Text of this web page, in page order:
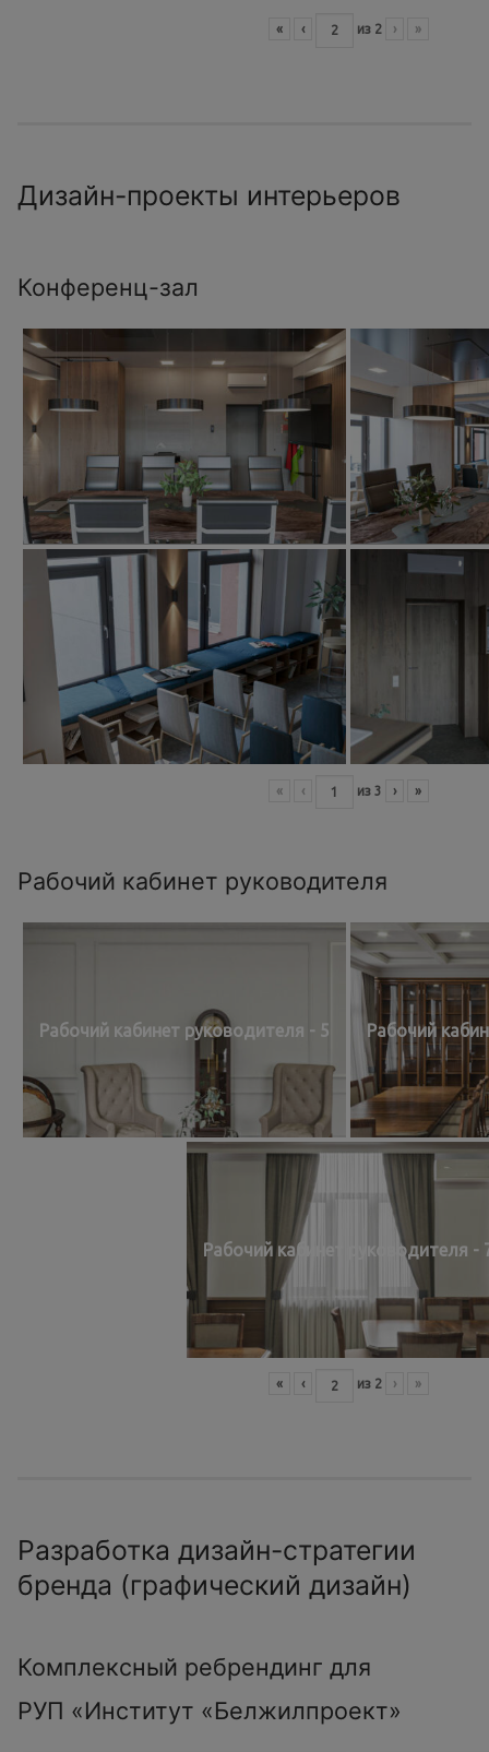
« ‹ из 2 › »
Дизайн-проекты интерьеров
Конференц-зал
« ‹ из 3 › »
Рабочий кабинет руководителя
Рабочий кабинет руководителя - 5 Рабочий
Рабочий кабинет руководителя -
« ‹ из 2 › »
Разработка дизайн-стратегии
бренда (графический дизайн)
Комплексный ребрендинг для
РУП «Институт «Белжилпроект»